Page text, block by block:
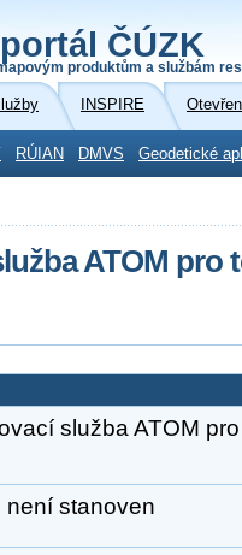
ČÚZK
produktům a službám
INSPIRE
RÚIAN DMVS Geodetické
ATOM pro
služba ATOM
stanoven